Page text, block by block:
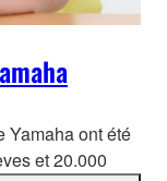
Yamaha ont été
et 20.000